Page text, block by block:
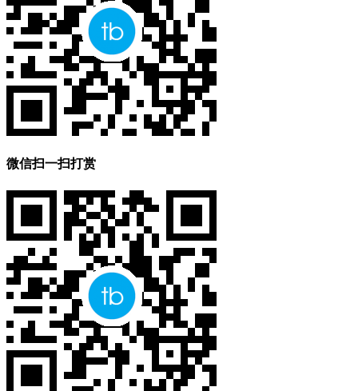
微信扫一扫打赏